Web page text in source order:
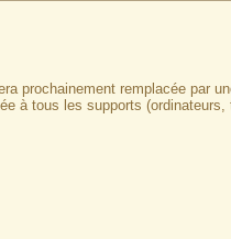
prochainement remplacée par
à tous les supports